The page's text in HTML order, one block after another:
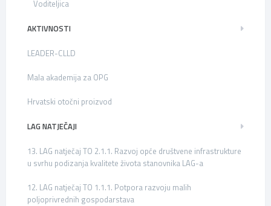
Voditeljica
AKTIVNOSTI
LEADER-CLLD
Mala akademija za OPG
Hrvatski otočni proizvod
LAG NATJEČAJI
13. LAG natječaj TO 2.1.1. Razvoj opće društvene infrastrukture
u svrhu podizanja kvalitete života stanovnika LAG-a
12. LAG natječaj TO 1.1.1. Potpora razvoju malih
poljoprivrednih gospodarstava